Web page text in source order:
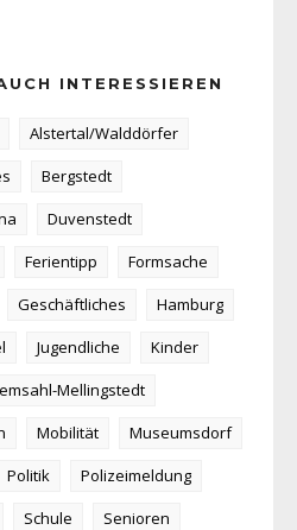
INTERESSIEREN
Alstertal/Walddörfer
Bergstedt
Duvenstedt
Ferientipp
Formsache
Geschäftliches
Hamburg
Jugendliche
Kinder
Mellingstedt
Mobilität
Museumsdorf
Politik
Polizeimeldung
Schule
Senioren